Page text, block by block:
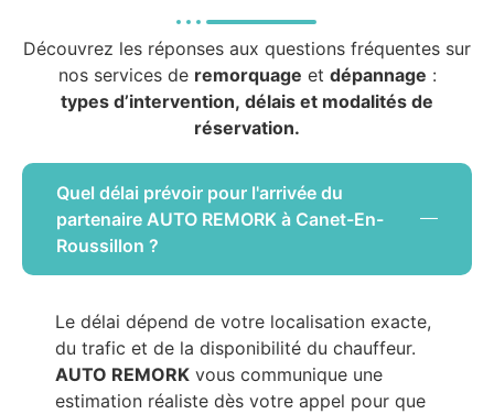
Découvrez les réponses aux questions fréquentes sur
nos services de remorquage et dépannage :
types d’intervention, délais et modalités de
réservation.
Quel délai prévoir pour l'arrivée du
partenaire AUTO REMORK à Canet-En-
Roussillon ?
Le délai dépend de votre localisation exacte,
du trafic et de la disponibilité du chauffeur.
AUTO REMORK vous communique une
estimation réaliste dès votre appel pour que